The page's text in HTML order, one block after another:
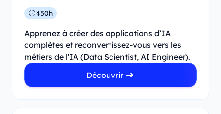
450h
Apprenez à créer des applications d’IA
complètes et reconvertissez-vous vers les
métiers de l'IA (Data Scientist, AI Engineer).
Découvrir